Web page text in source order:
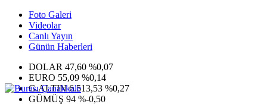
Foto Galeri
Videolar
Canlı Yayın
Günün Haberleri
DOLAR 47,60 %0,07
EURO 55,09 %0,14
G.ALTIN6.513,53 %0,27
GÜMÜŞ 94 %-0,50